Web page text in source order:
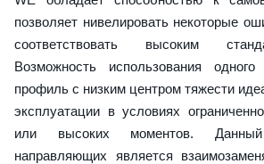
позволяет нивелировать некоторые
соответствовать высоким
Возможность использования
профиль с низким центром тяжести
эксплуатации в условиях
или высоких моментов.
направляющих является